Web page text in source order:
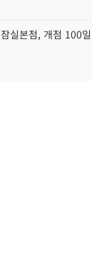
실본점, 개점 100일